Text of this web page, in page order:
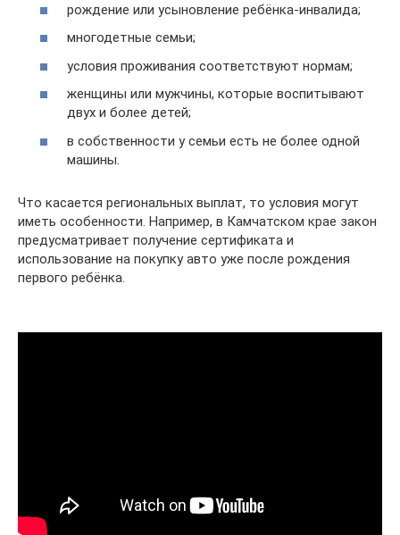
рождение или усыновление ребёнка-инвалида;
многодетные семьи;
условия проживания соответствуют нормам;
женщины или мужчины, которые воспитывают
двух и более детей;
в собственности у семьи есть не более одной
машины.
Что касается региональных выплат, то условия могут
иметь особенности. Например, в Камчатском крае закон
предусматривает получение сертификата и
использование на покупку авто уже после рождения
первого ребёнка.